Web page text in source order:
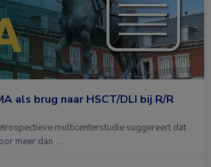
als brug naar HSCT/DLI bij R/R
multicenterstudie suggereert dat
meer dan …